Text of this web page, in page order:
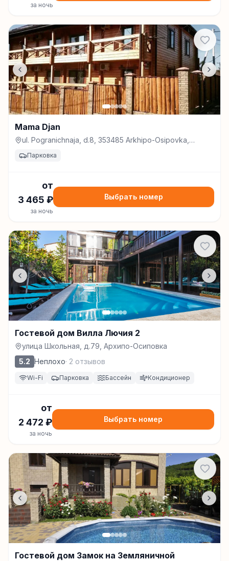
за ночь
Mama Djan
ul. Pogranichnaja, d.8, 353485 Arkhipo-Osipovka,
Парковка
от
3 465 ₽
за ночь
Выбрать номер
Гостевой дом Вилла Лючия 2
улица Школьная, д.79, Архипо-Осиповка
5.2 Неплохо· 2 отзывов
Wi-Fi Парковка Бассейн Кондиционер
от
2 472 ₽
за ночь
Выбрать номер
Гостевой дом Замок на Земляничной